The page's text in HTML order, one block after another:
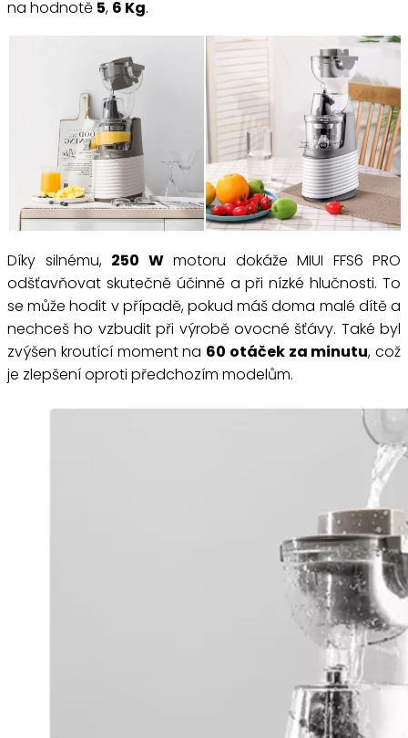
na hodnotě 5, 6 Kg.
Díky silnému, 250 Wmotoru dokáže MIUI FFS6 PRO
odšťavňovat skutečně účinně a při nízké hlučnosti. To
se může hodit v případě, pokud máš doma malé dítě a
nechceš ho vzbudit při výrobě ovocné šťávy. Také byl
zvýšen kroutící moment na 60 otáček za minutu, což
je zlepšení oproti předchozím modelům.